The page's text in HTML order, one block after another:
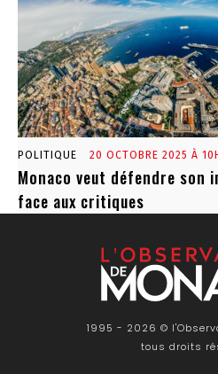
POLITIQUE 20 OCTOBRE 2025 À
Monaco veut défendre son
face aux critiques
1995 - 2026 ©
tous droits